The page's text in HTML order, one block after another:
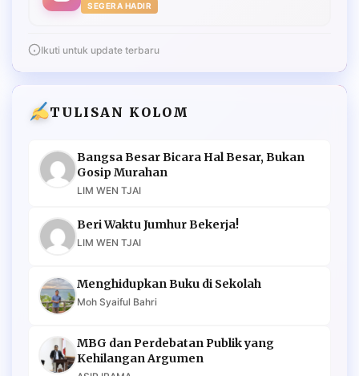
SEGERA HADIR
Ikuti untuk update terbaru
TULISAN KOLOM
Bangsa Besar Bicara Hal Besar, Bukan
Gosip Murahan
LIM WEN TJAI
Beri Waktu Jumhur Bekerja!
LIM WEN TJAI
Menghidupkan Buku di Sekolah
Moh Syaiful Bahri
MBG dan Perdebatan Publik yang
Kehilangan Argumen